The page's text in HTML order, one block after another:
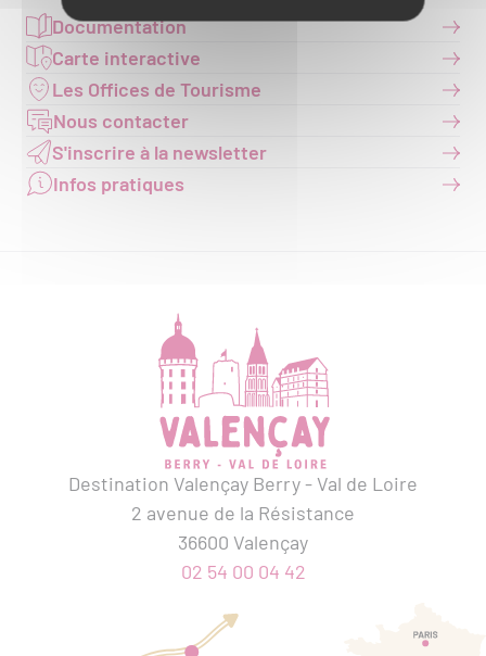
Documentation
Carte interactive
Les Offices de Tourisme
Nous contacter
S'inscrire à la newsletter
Infos pratiques
Destination Valençay Berry - Val de Loire
2 avenue de la Résistance
36600 Valençay
02 54 00 04 42